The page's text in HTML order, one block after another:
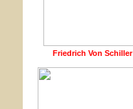
Friedrich Von Schiller